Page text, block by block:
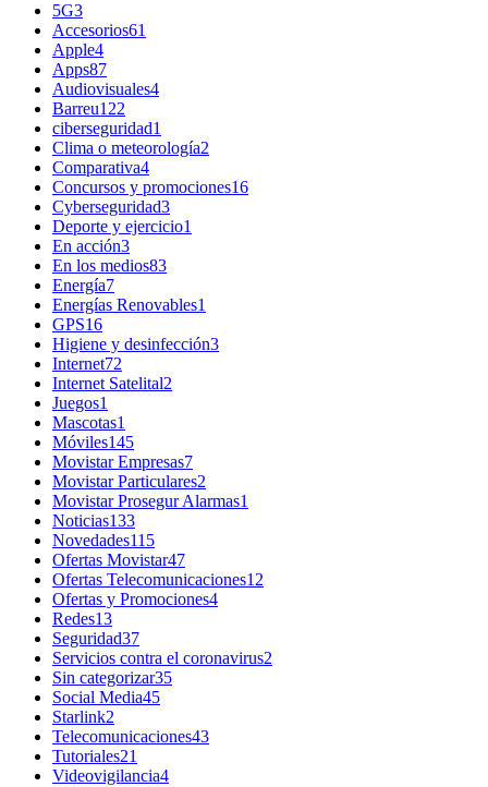
5G3
Accesorios61
Apple4
Apps87
Audiovisuales4
Barreu122
ciberseguridad1
Clima o meteorología2
Comparativa4
Concursos y promociones16
Cyberseguridad3
Deporte y ejercicio1
En acción3
En los medios83
Energía7
Energías Renovables1
GPS16
Higiene y desinfección3
Internet72
Internet Satelital2
Juegos1
Mascotas1
Móviles145
Movistar Empresas7
Movistar Particulares2
Movistar Prosegur Alarmas1
Noticias133
Novedades115
Ofertas Movistar47
Ofertas Telecomunicaciones12
Ofertas y Promociones4
Redes13
Seguridad37
Servicios contra el coronavirus2
Sin categorizar35
Social Media45
Starlink2
Telecomunicaciones43
Tutoriales21
Videovigilancia4